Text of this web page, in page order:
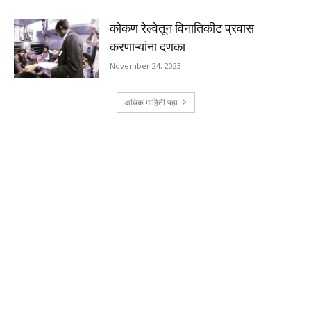
कोकण रेल्वेतून विनातिकीट प्रवास
करणाऱ्यांना दणका
November 24, 2023
अधिक माहिती पहा